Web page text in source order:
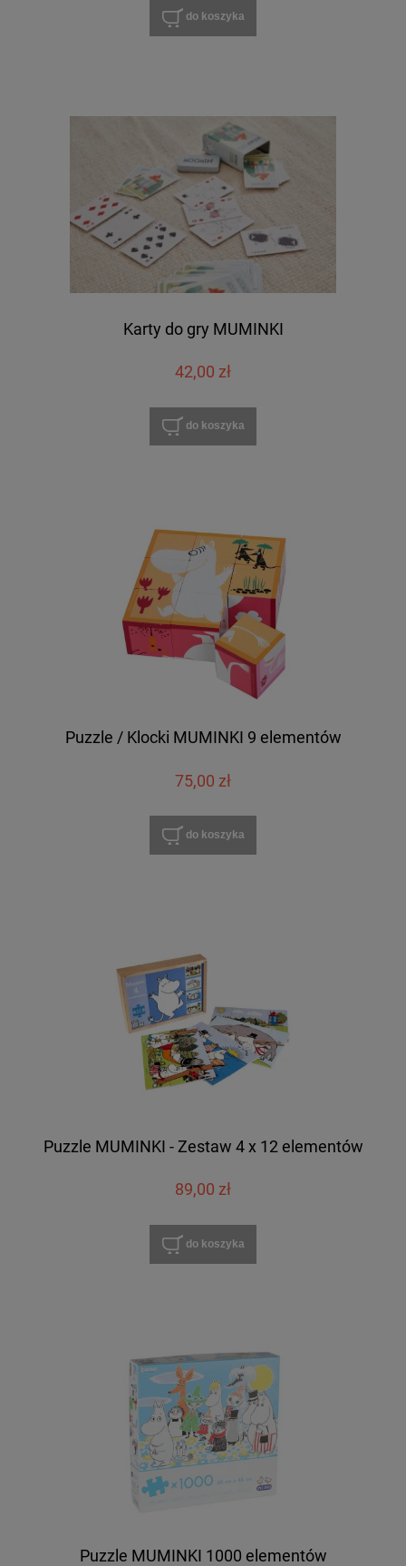
do koszyka
Karty do gry MUMINKI
42,00 zł
do koszyka
Puzzle / Klocki MUMINKI 9 elementów
75,00 zł
do koszyka
Puzzle MUMINKI - Zestaw 4 x 12 elementów
89,00 zł
do koszyka
Puzzle MUMINKI 1000 elementów